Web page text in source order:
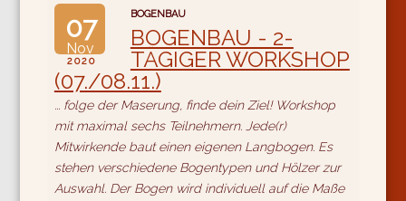
07
Nov
2020
BOGENBAU
BOGENBAU - 2-
TÄGIGER WORKSHOP
(07./08.11.)
... folge der Maserung, finde dein Ziel! Workshop
mit maximal sechs Teilnehmern. Jede(r)
Mitwirkende baut einen eigenen Langbogen. Es
stehen verschiedene Bogentypen und Hölzer zur
Auswahl. Der Bogen wird individuell auf die Maße